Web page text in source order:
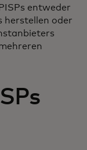
entweder
herstellen oder